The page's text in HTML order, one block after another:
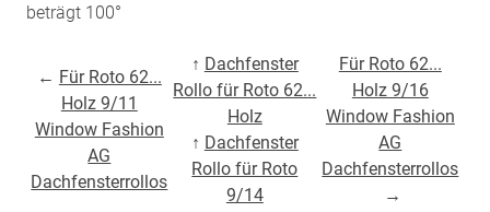
beträgt 100°
← Für Roto 62...
Holz 9/11
Window Fashion
AG
Dachfensterrollos
↑ Dachfenster
Rollo für Roto 62...
Holz
↑ Dachfenster
Rollo für Roto
9/14
Für Roto 62...
Holz 9/16
Window Fashion
AG
Dachfensterrollos
→